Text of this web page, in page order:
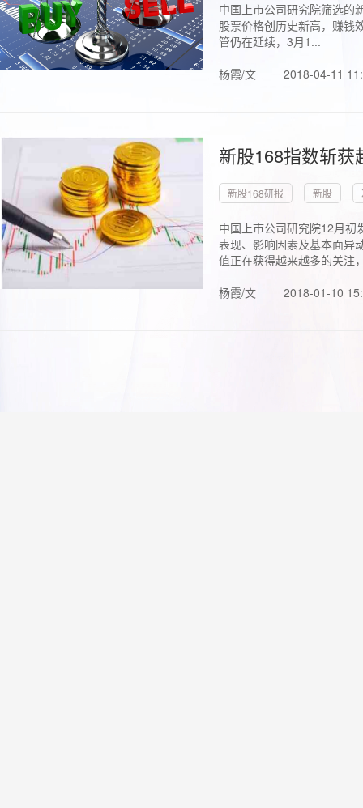
中国上市公司研究院筛选的
股票价格创历史新高，赚钱
管仍在延续，3月1...
杨霞/文
2018-04-11
新股168指数斩
新股168研报 新股
中国上市公司研究院12月初
表现、影响因素及基本面异
值正在获得越来越多的关注
杨霞/文
2018-01-10